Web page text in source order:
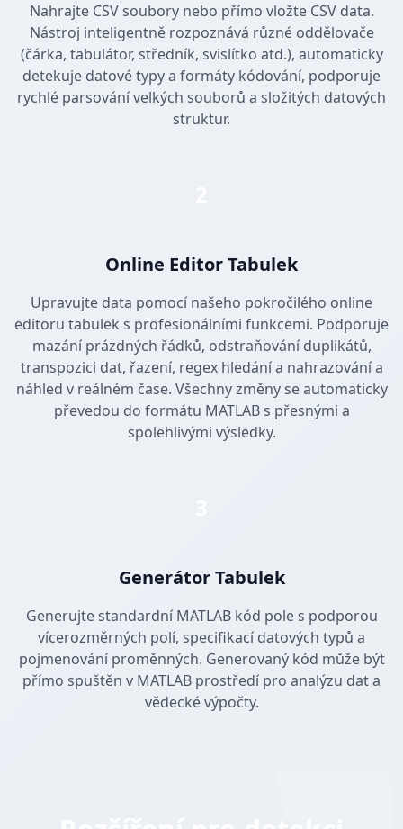
Nahrajte CSV soubory nebo přímo vložte CSV data.
Nástroj inteligentně rozpoznává různé oddělovače
(čárka, tabulátor, středník, svislítko atd.), automaticky
detekuje datové typy a formáty kódování, podporuje
rychlé parsování velkých souborů a složitých datových
struktur.
Online Editor Tabulek
Upravujte data pomocí našeho pokročilého online
editoru tabulek s profesionálními funkcemi. Podporuje
mazání prázdných řádků, odstraňování duplikátů,
transpozici dat, řazení, regex hledání a nahrazování a
náhled v reálném čase. Všechny změny se automaticky
převedou do formátu MATLAB s přesnými a
spolehlivými výsledky.
Generátor Tabulek
Generujte standardní MATLAB kód pole s podporou
vícerozměrných polí, specifikací datových typů a
pojmenování proměnných. Generovaný kód může být
přímo spuštěn v MATLAB prostředí pro analýzu dat a
vědecké výpočty.